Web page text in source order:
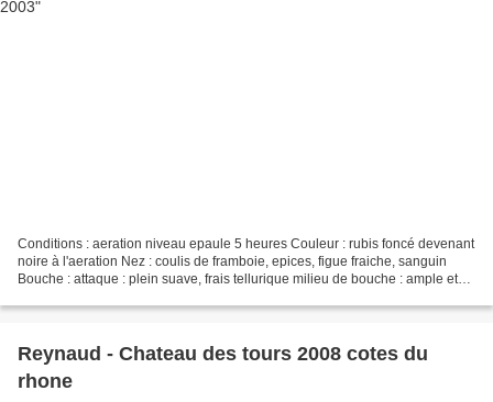
Conditions : aeration niveau epaule 5 heures Couleur : rubis foncé devenant
noire à l'aeration Nez : coulis de framboie, epices, figue fraiche, sanguin
Bouche : attaque : plein suave, frais tellurique milieu de bouche : ample et
Reynaud - Chateau des tours 2008 cotes du
rhone